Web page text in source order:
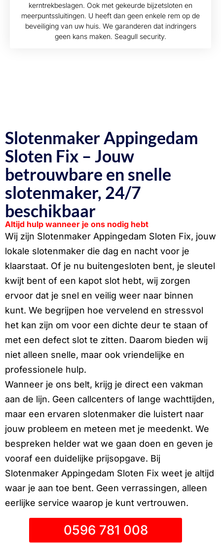
kerntrekbeslagen. Ook met gekeurde bijzetsloten en
meerpuntssluitingen. U heeft dan geen enkele rem op de
beveiliging van uw huis. We garanderen dat indringers
geen kans maken. Seagull security.
Slotenmaker Appingedam
Sloten Fix – Jouw
betrouwbare en snelle
slotenmaker, 24/7
beschikbaar
Altijd hulp wanneer je ons nodig hebt
Wij zijn Slotenmaker Appingedam Sloten Fix, jouw
lokale slotenmaker die dag en nacht voor je
klaarstaat. Of je nu buitengesloten bent, je sleutel
kwijt bent of een kapot slot hebt, wij zorgen
ervoor dat je snel en veilig weer naar binnen
kunt. We begrijpen hoe vervelend en stressvol
het kan zijn om voor een dichte deur te staan of
met een defect slot te zitten. Daarom bieden wij
niet alleen snelle, maar ook vriendelijke en
professionele hulp.
Wanneer je ons belt, krijg je direct een vakman
aan de lijn. Geen callcenters of lange wachttijden,
maar een ervaren slotenmaker die luistert naar
jouw probleem en meteen met je meedenkt. We
bespreken helder wat we gaan doen en geven je
vooraf een duidelijke prijsopgave. Bij
Slotenmaker Appingedam Sloten Fix weet je altijd
waar je aan toe bent. Geen verrassingen, alleen
eerlijke service waarop je kunt vertrouwen.
0596 781 008